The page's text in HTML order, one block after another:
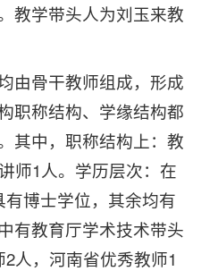
教学带头人为刘玉来教
由骨干教师组成，形成
职称结构、学缘结构都
其中，职称结构上：教
师1人。学历层次：在
博士学位，其余均有
有教育厅学术技术带头
人，河南省优秀教师1